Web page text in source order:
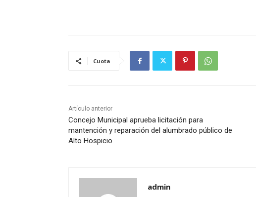
Cuota
Artículo anterior
Concejo Municipal aprueba licitación para
mantención y reparación del alumbrado público de
Alto Hospicio
admin